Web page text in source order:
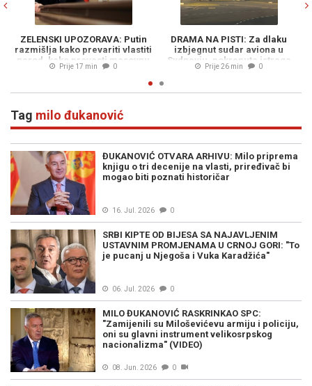
Putin
prevariti vlastiti
masovnu
a da je...
DRAMA NA PISTI: Za dlaku
izbjegnut sudar aviona u
Sydneyju, pokrenuta istraga
TRAGEDIJA NA
nove detalje o
u zaštitnu
poginuo
Tag milo đukanović
ĐUKANOVIĆ OTVARA ARHIVU: Milo priprema
knjigu o tri decenije na vlasti, priređivač bi
mogao biti poznati historičar
16. Jul. 2026 0
SRBI KIPTE OD BIJESA SA NAJAVLJENIM
USTAVNIM PROMJENAMA U CRNOJ GORI: "To
je pucanj u Njegoša i Vuka Karadžića"
06. Jul. 2026 0
MILO ĐUKANOVIĆ RASKRINKAO SPC:
"Zamijenili su Miloševićevu armiju i policiju,
oni su glavni instrument velikosrpskog
nacionalizma" (VIDEO)
08. Jun. 2026 0